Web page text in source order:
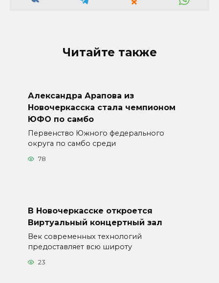
Читайте также
Александра Арапова из
Новочеркасска стала чемпионом
ЮФО по самбо
Первенство Южного федерального
округа по самбо среди
78
В Новочеркасске откроется
Виртуальный концертный зал
Век современных технологий
предоставляет всю широту
23